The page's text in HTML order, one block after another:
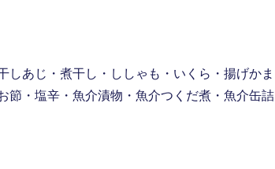
しあじ・煮干し・ししゃも・いくら・揚げかま
節・塩辛・魚介漬物・魚介つくだ煮・魚介缶詰